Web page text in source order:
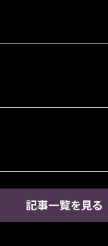
記事一覧を見る